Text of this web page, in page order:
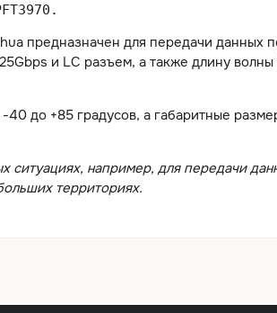
предназначен для передачи данных
и LC разъем, а также длину
до +85 градусов, а габаритные
ситуациях, например, для передачи
территориях.